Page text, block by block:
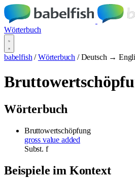
Wörterbuch
babelfish / Wörterbuch / Deutsch →
Wörterbuch
Bruttowertschöpfung
gross value added
Subst. f
Beispiele im Kontext